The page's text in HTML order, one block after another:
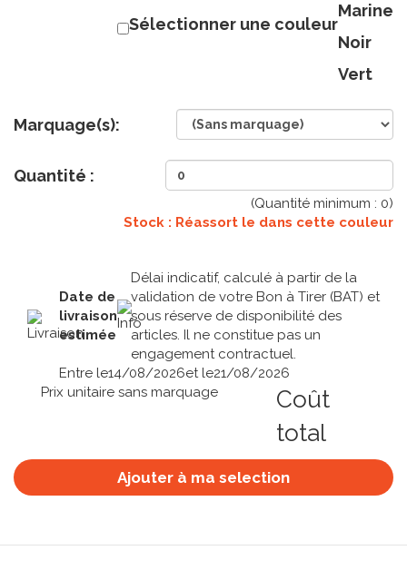
Sélectionner une couleur
Marine
Noir
Vert
Marquage(s):
Quantité :
(Quantité minimum : 0)
Stock : Réassort le dans cette couleur
Date de
livraison
estimée
Délai indicatif, calculé à partir de la
validation de votre Bon à Tirer (BAT) et
sous réserve de disponibilité des
articles. Il ne constitue pas un
engagement contractuel.
Entre le14/08/2026et le21/08/2026
Prix unitaire sans marquage
Coût
total
Ajouter à ma selection